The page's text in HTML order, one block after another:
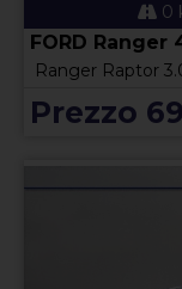
0
FORD Ranger
Ranger Raptor
Prezzo